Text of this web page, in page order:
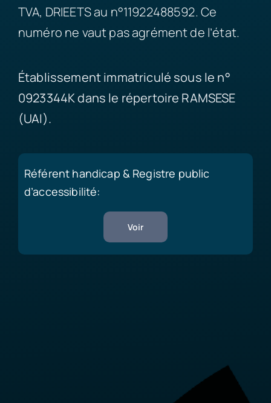
TVA, DRIEETS au n°11922488592. Ce
numéro ne vaut pas agrément de l’état.
Établissement immatriculé sous le n°
0923344K dans le répertoire RAMSESE
(UAI).
Référent handicap & Registre public
d’accessibilité:
Voir